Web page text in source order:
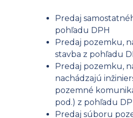
Predaj
pohľadu DPH
Predaj pozemku,
stavba z pohľadu
Predaj pozemku,
nachádzajú
pozemné
pod.) z pohľadu
Predaj súboru